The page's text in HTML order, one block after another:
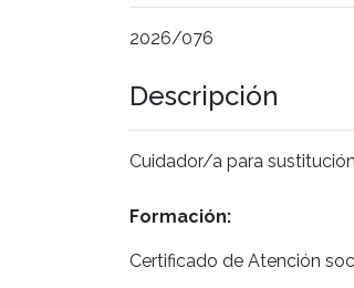
2026/076
Descripción
Cuidador/a para
Formación:
Certificado de Atención